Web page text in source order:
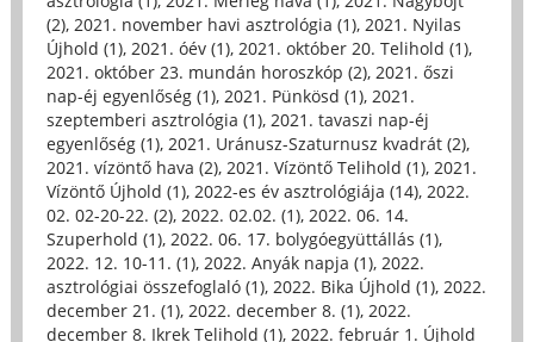
(2), 2021. november havi asztrológia (1), 2021. Nyilas
Újhold (1), 2021. óév (1), 2021. október 20. Telihold (1),
2021. október 23. mundán horoszkóp (2), 2021. őszi
nap-éj egyenlőség (1), 2021. Pünkösd (1), 2021.
szeptemberi asztrológia (1), 2021. tavaszi nap-éj
egyenlőség (1), 2021. Uránusz-Szaturnusz kvadrát (2),
2021. vízöntő hava (2), 2021. Vízöntő Telihold (1), 2021.
Vízöntő Újhold (1), 2022-es év asztrológiája (14), 2022.
02. 02-20-22. (2), 2022. 02.02. (1), 2022. 06. 14.
Szuperhold (1), 2022. 06. 17. bolygóegyüttállás (1),
2022. 12. 10-11. (1), 2022. Anyák napja (1), 2022.
asztrológiai összefoglaló (1), 2022. Bika Újhold (1), 2022.
december 21. (1), 2022. december 8. (1), 2022.
december 8. Ikrek Telihold (1), 2022. február 1. Újhold